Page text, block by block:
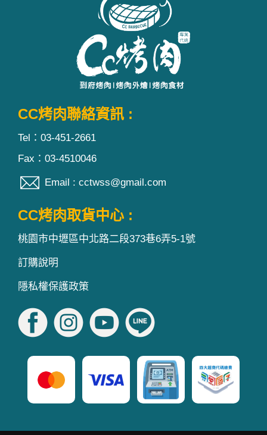
CC烤肉聯絡資訊 :
Tel：03-451-2661
Fax：03-4510046
Email : cctwss@gmail.com
CC烤肉取貨中心 :
桃園市中壢區中北路二段373巷6弄5-1號
訂購說明
隱私權保護政策